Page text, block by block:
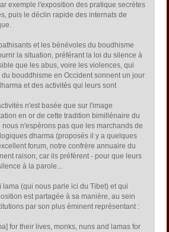
exemple l'exposition des pratique secrètes
puis le déclin rapide des internats de
et les bénévoles du boudhisme
la situation, préférant la loi du silence à
que les abus, voire les violences, qui
bouddhisme en Occident sonnent un jour
et des activités qui leurs sont
n'est basée que sur l'image
en or de cette tradition bimillénaire du
n'espèrons pas que les marchands de
dharma (proposés il y a quelques
forum, notre confrère annuaire du
raison, car ils préfèrent - pour que leurs
à la parole...
(qui nous parle ici du Tibet) et qui
est partagée à sa manière, au sein
par son plus éminent représentant :
for their lives, monks, nuns and lamas for